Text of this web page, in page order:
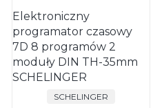
Elektroniczny
programator czasowy
7D 8 programów 2
moduły DIN TH-35mm
SCHELINGER
PRODUCENT
SCHELINGER